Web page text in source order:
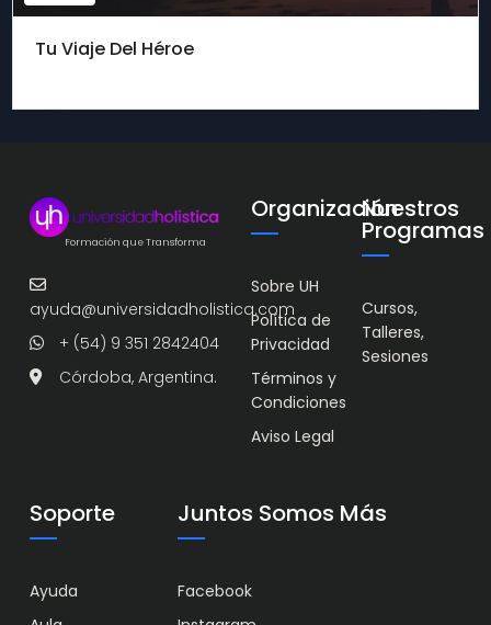
Tu Viaje Del Héroe
Formación que Transforma
ayuda@universidadholistica.com
+ (54) 9 351 2842404
Córdoba, Argentina.
Organización
Sobre UH
Política de
Privacidad
Términos y
Condiciones
Aviso Legal
Nuestros
Programas
Cursos,
Talleres,
Sesiones
Soporte
Ayuda
Juntos Somos Más
Facebook